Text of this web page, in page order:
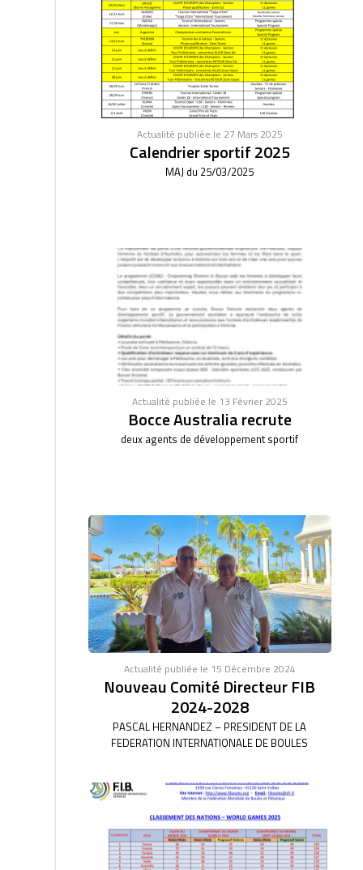
Actualité publiée le 27 Mars 2025
Calendrier sportif 2025
MAJ du 25/03/2025
Actualité publiée le 13 Février 2025
Bocce Australia recrute
deux agents de développement sportif
Actualité publiée le 15 Décembre 2024
Nouveau Comité Directeur FIB
2024-2028
PASCAL HERNANDEZ – PRESIDENT DE LA
FEDERATION INTERNATIONALE DE BOULES